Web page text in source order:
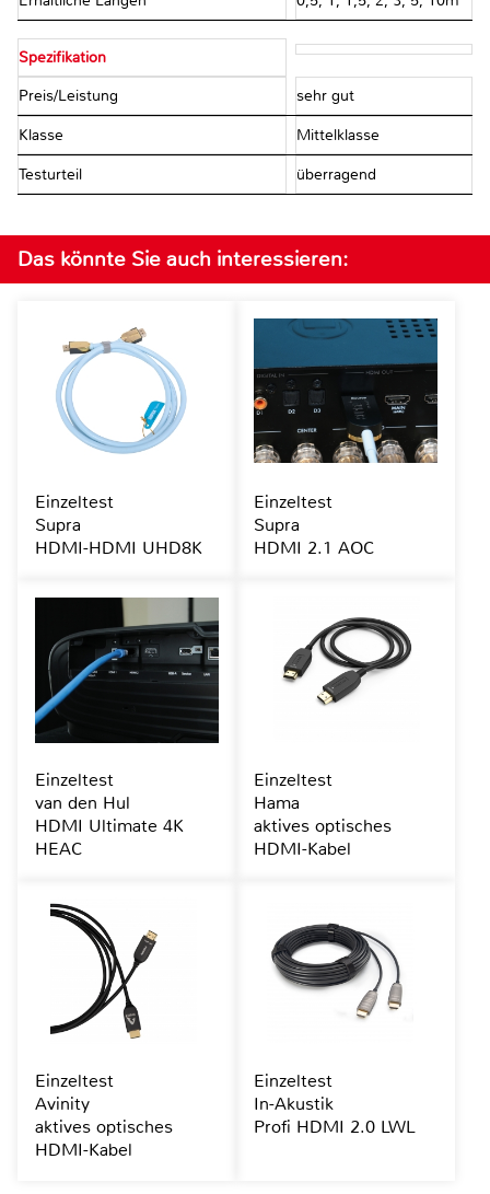
Spezifikation
Preis/Leistung sehr gut
Klasse Mittelklasse
Testurteil überragend
Das könnte Sie auch interessieren:
Einzeltest
Supra
HDMI-HDMI UHD8K
Einzeltest
Supra
HDMI 2.1 AOC
Einzeltest
van den Hul
HDMI Ultimate 4K
HEAC
Einzeltest
Hama
aktives optisches
HDMI-Kabel
Einzeltest
Avinity
aktives optisches
HDMI-Kabel
Einzeltest
In-Akustik
Profi HDMI 2.0 LWL